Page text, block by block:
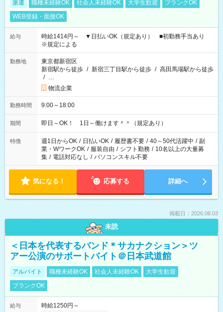
派遣 職種未経験OK 社会人未経験OK 大学生歓迎
ブランクOK
WEB登録・面接OK
給与
時給1414円～ ▼日払いOK（規定あり） ■初勤務手当あり
※規定による
勤務地
東京都新宿区
新宿駅から徒歩 / 新宿三丁目駅から徒歩 / 高田馬場駅から徒歩
/ …
物流企業
勤務時間 9:00～18:00
期間 即日～OK！ 1日～働けます＾＾（規定あり）
特徴 週1日からOK / 日払いOK / 履歴書不要 / 40～50代活躍中 / 副
業・WワークOK / 服装自由 / シフト勤務 / 10名以上の大量募
集 / 電話対応なし / パソコンスキル不要
気になる！ 応募する 詳細へ
掲載日：2026.08.03
未読
＜日本を代表するバンド＊サカナクション＞ツ
アー公演のサポートバイト＠日本武道館
アルバイト 職種未経験OK 社会人未経験OK
大学生歓迎
ブランクOK
給与
時給1250円～